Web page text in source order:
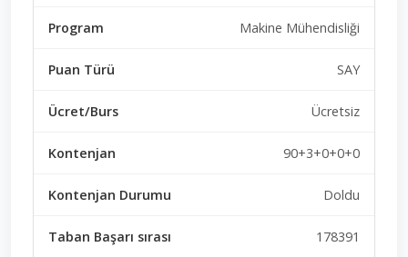
Makine Mühendisliği
SAY
Ücretsiz
90+3+0+0+0
Doldu
178391